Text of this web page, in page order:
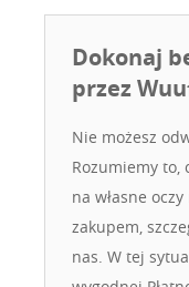
Dokonaj
przez
Nie możesz
Rozumiemy to,
na własne
zakupem,
nas. W tej